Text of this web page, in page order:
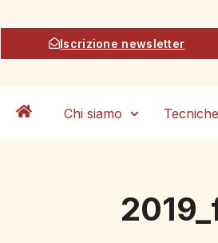
Iscrizione newsletter
Chi siamo